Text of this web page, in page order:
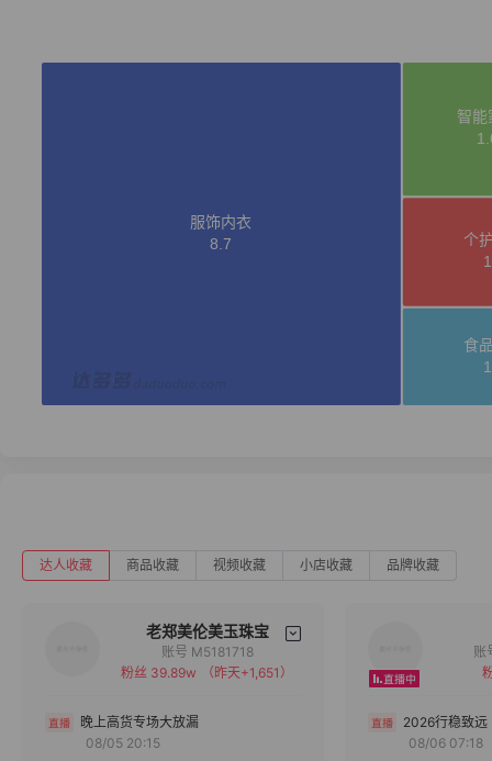
达人收藏 商品收藏 视频收藏 小店收藏 品牌收藏
老郑美伦美玉珠宝
备注
分组
账号 M5181718
粉丝 39.89w
（昨天+1,651）
晚上高货专场大放漏
08/05 20:15
2026行稳致远
08/06 07:18